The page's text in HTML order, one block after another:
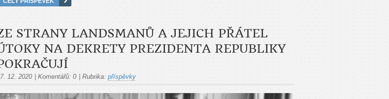
STRANY LANDSMANŮ A JEJICH PŘÁTEL
NA DEKRETY PREZIDENTA REPUBLIKY
12. 2020 Komentářů: 0 Rubrika: příspěvky